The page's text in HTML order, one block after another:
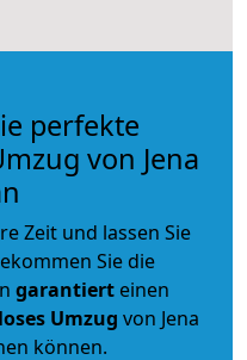
perfekte
von Jena
Zeit und lassen Sie
Sie die
garantiert einen
Umzug von Jena
können.